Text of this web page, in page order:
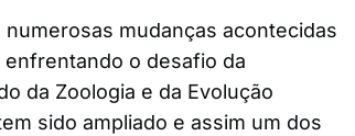
mudanças acontecidas
o desafio da
da Zoologia e da Evolução
sido ampliado e assim um dos